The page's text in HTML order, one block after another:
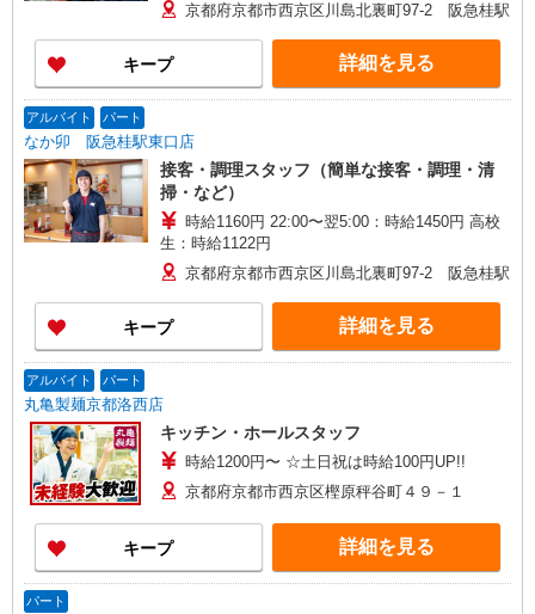
京都府京都市西京区川島北裏町97-2 阪急桂駅
キープ 詳細を見る
アルバイト パート
なか卯 阪急桂駅東口店
接客・調理スタッフ（簡単な接客・調理・清
掃・など）
時給1160円 22:00〜翌5:00：時給1450円 高校
生：時給1122円
京都府京都市西京区川島北裏町97-2 阪急桂駅
キープ 詳細を見る
アルバイト パート
丸亀製麺京都洛西店
キッチン・ホールスタッフ
時給1200円〜 ☆土日祝は時給100円UP!!
京都府京都市西京区樫原秤谷町４９－１
キープ 詳細を見る
パート